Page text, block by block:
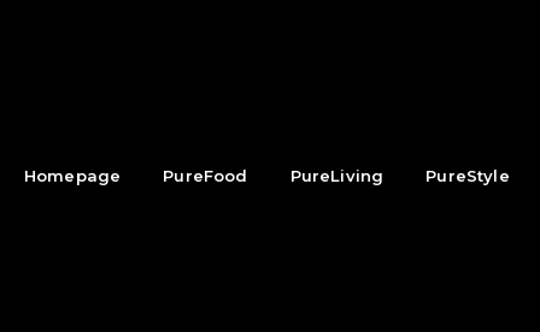
Homepage PureFood PureLiving PureStyle